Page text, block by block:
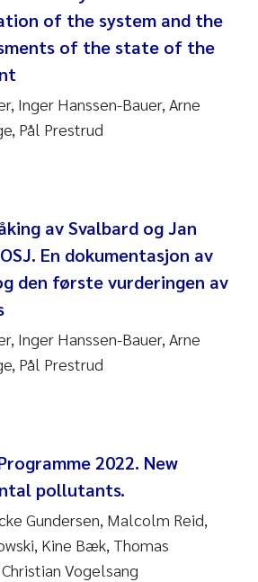
Jaccard
James Bellerby
Beylich
Skogan
Pinto Costa
Fagerli
of the system and the
of the state of the
Inger Hanssen-Bauer, Arne
Pål Prestrud
av Svalbard og Jan
En dokumentasjon av
den første vurderingen av
Inger Hanssen-Bauer, Arne
Pål Prestrud
2022. New
pollutants.
Gundersen, Malcolm Reid,
Kine Bæk, Thomas
Vogelsang